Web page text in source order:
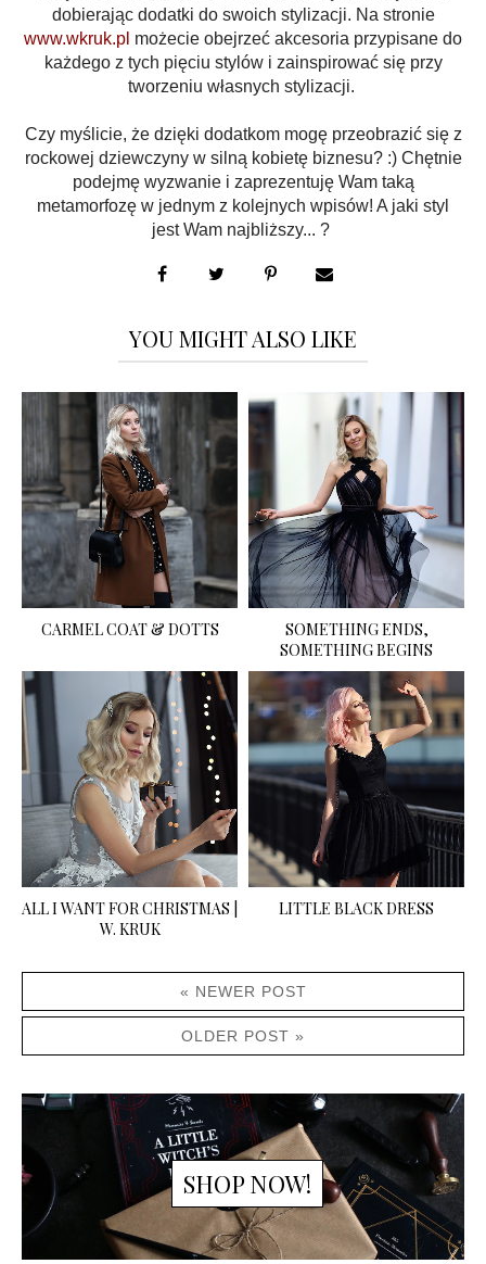
dobierając dodatki do swoich stylizacji. Na stronie
www.wkruk.pl możecie obejrzeć akcesoria przypisane do
każdego z tych pięciu stylów i zainspirować się przy
tworzeniu własnych stylizacji.
Czy myślicie, że dzięki dodatkom mogę przeobrazić się z
rockowej dziewczyny w silną kobietę biznesu? :) Chętnie
podejmę wyzwanie i zaprezentuję Wam taką
metamorfozę w jednym z kolejnych wpisów! A jaki styl
jest Wam najbliższy... ?
YOU MIGHT ALSO LIKE
CARMEL COAT & DOTTS
SOMETHING ENDS,
SOMETHING BEGINS
ALL I WANT FOR CHRISTMAS |
W. KRUK
LITTLE BLACK DRESS
« NEWER POST
OLDER POST »
SHOP NOW!